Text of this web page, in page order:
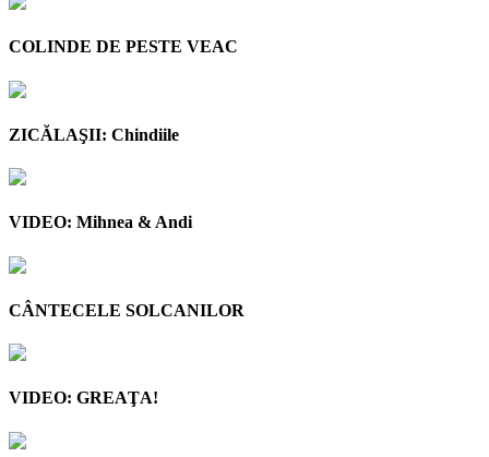
COLINDE DE PESTE VEAC
ZICĂLAŞII: Chindiile
VIDEO: Mihnea & Andi
CÂNTECELE SOLCANILOR
VIDEO: GREAŢA!